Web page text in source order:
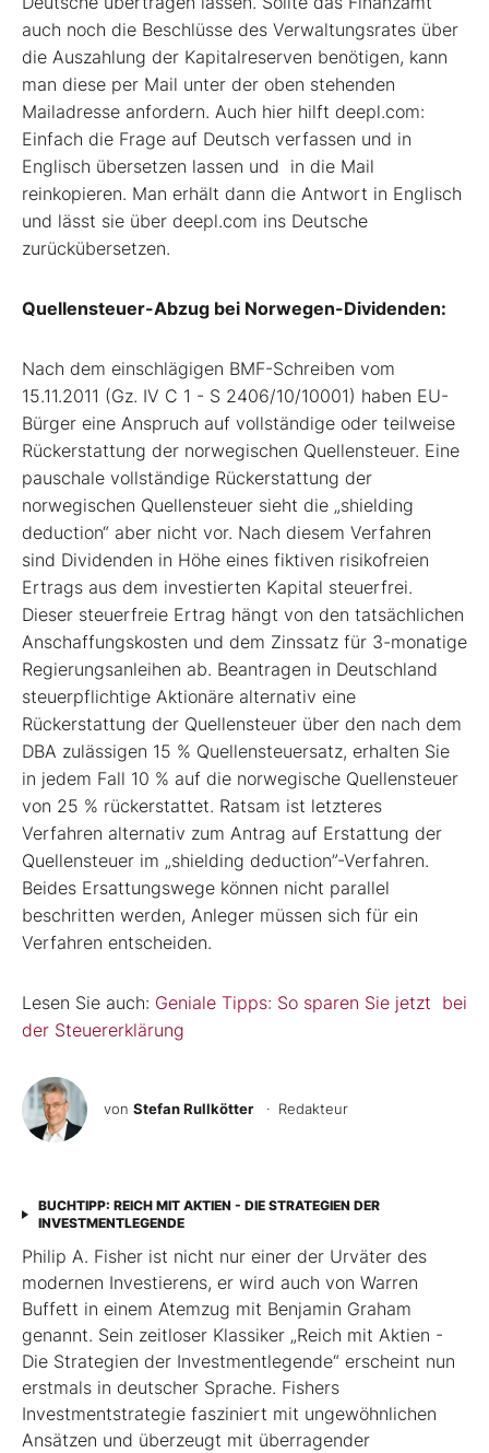
auch noch die Beschlüsse des Verwaltungsrates über
die Auszahlung der Kapitalreserven benötigen, kann
man diese per Mail unter der oben stehenden
Mailadresse anfordern. Auch hier hilft deepl.com:
Einfach die Frage auf Deutsch verfassen und in
Englisch übersetzen lassen und in die Mail
reinkopieren. Man erhält dann die Antwort in Englisch
und lässt sie über deepl.com ins Deutsche
zurückübersetzen.
Quellensteuer-Abzug bei Norwegen-Dividenden:
Nach dem einschlägigen BMF-Schreiben vom
15.11.2011 (Gz. IV C 1 - S 2406/10/10001) haben EU-
Bürger eine Anspruch auf vollständige oder teilweise
Rückerstattung der norwegischen Quellensteuer. Eine
pauschale vollständige Rückerstattung der
norwegischen Quellensteuer sieht die „shielding
deduction“ aber nicht vor. Nach diesem Verfahren
sind Dividenden in Höhe eines fiktiven risikofreien
Ertrags aus dem investierten Kapital steuerfrei.
Dieser steuerfreie Ertrag hängt von den tatsächlichen
Anschaffungskosten und dem Zinssatz für 3-monatige
Regierungsanleihen ab. Beantragen in Deutschland
steuerpflichtige Aktionäre alternativ eine
Rückerstattung der Quellensteuer über den nach dem
DBA zulässigen 15 % Quellensteuersatz, erhalten Sie
in jedem Fall 10 % auf die norwegische Quellensteuer
von 25 % rückerstattet. Ratsam ist letzteres
Verfahren alternativ zum Antrag auf Erstattung der
Quellensteuer im „shielding deduction”-Verfahren.
Beides Ersattungswege können nicht parallel
beschritten werden, Anleger müssen sich für ein
Verfahren entscheiden.
Lesen Sie auch: Geniale Tipps: So sparen Sie jetzt bei
der Steuererklärung
von Stefan Rullkötter · Redakteur
BUCHTIPP: REICH MIT AKTIEN - DIE STRATEGIEN DER
INVESTMENTLEGENDE
Philip A. Fisher ist nicht nur einer der Urväter des
modernen Investierens, er wird auch von Warren
Buffett in einem Atemzug mit Benjamin Graham
genannt. Sein zeitloser Klassiker „Reich mit Aktien -
Die Strategien der Investmentlegende“ erscheint nun
erstmals in deutscher Sprache. Fishers
Investmentstrategie fasziniert mit ungewöhnlichen
Ansätzen und überzeugt mit überragender